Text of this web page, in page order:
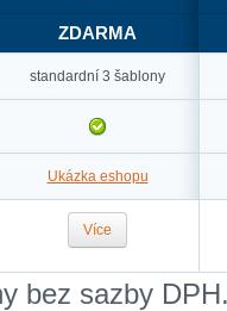
ZDARMA
standardní 3 šablony
Ukázka eshopu
Více
bez sazby